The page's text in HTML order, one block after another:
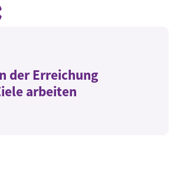
der Erreichung
arbeiten